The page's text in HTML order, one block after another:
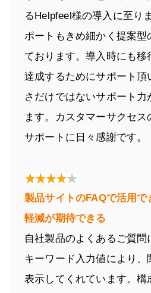
るHelpfeel様の導入に至り
ポートもきめ細かく提案型
ております。導入時にも
達成するためにサポート頂
さだけではないサポート力
ます。カスタマーサクセ
サポートに日々感謝です。
製品サイトのFAQで活用
軽減が期待できる
自社製品のよくあるご質問
キーワード入力値により、
表示してくれています。構